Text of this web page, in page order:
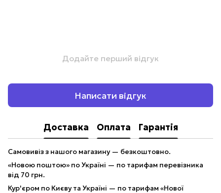
Додайте перший відгук
Написати відгук
Доставка Оплата Гарантія
Самовивіз з нашого магазину — безкоштовно.
«Новою поштою» по Україні — по тарифам перевізника
від 70 грн.
Кур'єром по Києву та Україні — по тарифам «Нової